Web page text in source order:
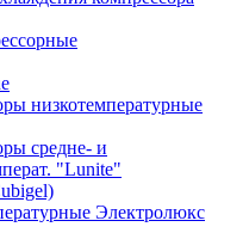
низкотемпературные
средне- и
"Lunite"
Электролюкс